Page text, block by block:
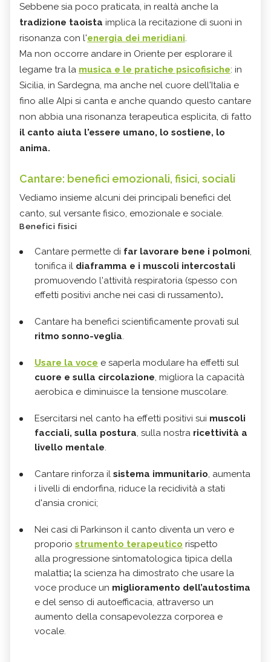
Sebbene sia poco praticata, in realtà anche la
tradizione taoista implica la recitazione di suoni in
risonanza con l'energia dei meridiani.
Ma non occorre andare in Oriente per esplorare il
legame tra la musica e le pratiche psicofisiche: in
Sicilia, in Sardegna, ma anche nel cuore dell'Italia e
fino alle Alpi si canta e anche quando questo cantare
non abbia una risonanza terapeutica esplicita, di fatto
il canto aiuta l'essere umano, lo sostiene, lo
anima.
Cantare: benefici emozionali, fisici, sociali
Vediamo insieme alcuni dei principali benefici del
canto, sul versante fisico, emozionale e sociale.
Benefici fisici
Cantare permette di far lavorare bene i polmoni,
tonifica il diaframma e i muscoli intercostali
promuovendo l'attività respiratoria (spesso con
effetti positivi anche nei casi di russamento).
Cantare ha benefici scientificamente provati sul
ritmo sonno-veglia.
Usare la voce e saperla modulare ha effetti sul
cuore e sulla circolazione, migliora la capacità
aerobica e diminuisce la tensione muscolare.
Esercitarsi nel canto ha effetti positivi sui muscoli
facciali, sulla postura, sulla nostra ricettività a
livello mentale.
Cantare rinforza il sistema immunitario, aumenta
i livelli di endorfina, riduce la recidività a stati
d'ansia cronici;
Nei casi di Parkinson il canto diventa un vero e
proporio strumento terapeutico rispetto
alla progressione sintomatologica tipica della
malattia; la scienza ha dimostrato che usare la
voce produce un miglioramento dell’autostima
e del senso di autoefficacia, attraverso un
aumento della consapevolezza corporea e
vocale.